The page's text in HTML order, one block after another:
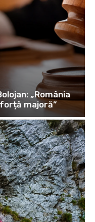
„România
majoră”